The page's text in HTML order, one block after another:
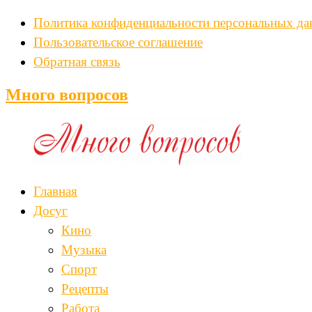
Политика конфиденциальности персональных
Пользовательское соглашение
Обратная связь
Много вопросов
Главная
Досуг
Кино
Музыка
Спорт
Рецепты
Работа